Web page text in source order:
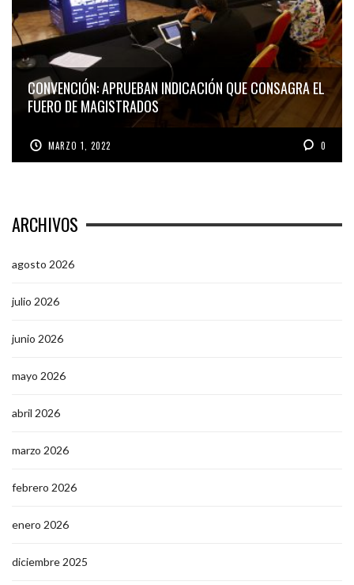
CONVENCIÓN: APRUEBAN INDICACIÓN QUE CONSAGRA EL
FUERO DE MAGISTRADOS
MARZO 1, 2022 0
ARCHIVOS
agosto 2026
julio 2026
junio 2026
mayo 2026
abril 2026
marzo 2026
febrero 2026
enero 2026
diciembre 2025